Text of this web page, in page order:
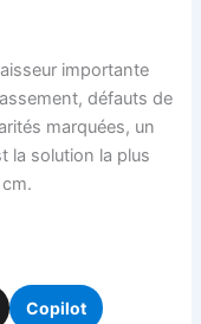
importante
défauts de
marquées, un
la solution la plus
Copilot